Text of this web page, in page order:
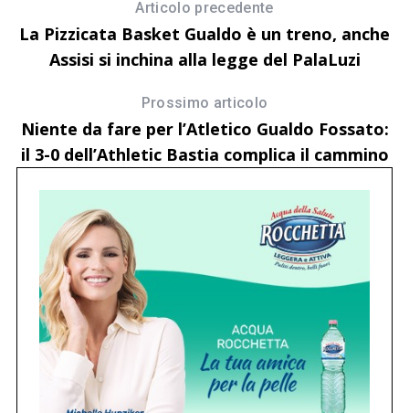
Articolo precedente
La Pizzicata Basket Gualdo è un treno, anche
Assisi si inchina alla legge del PalaLuzi
Prossimo articolo
Niente da fare per l’Atletico Gualdo Fossato:
il 3-0 dell’Athletic Bastia complica il cammino